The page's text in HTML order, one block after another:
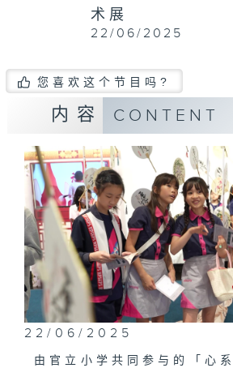
术展
22/06/2025
您喜欢这个节目吗?
内容 CONTENT
22/06/2025
由官立小学共同参与的「心